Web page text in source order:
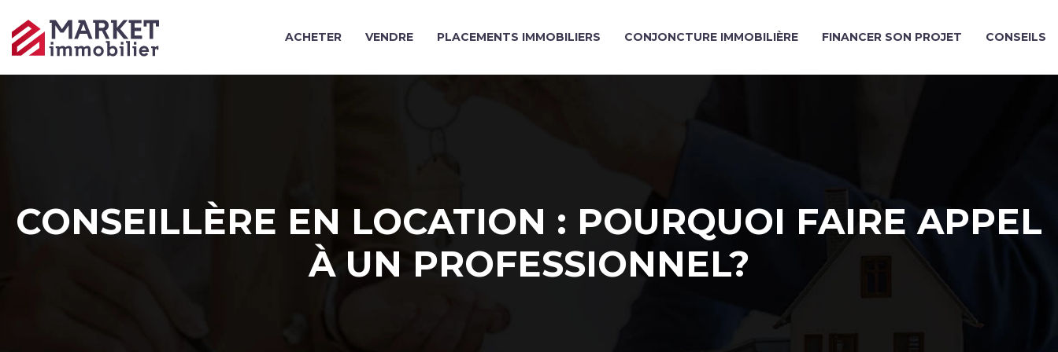
ACHETER VENDRE PLACEMENTS IMMOBILIERS CONJONCTURE IMMOBILIÈRE FINANCER SON PROJET CONSEILS
CONSEILLÈRE EN LOCATION : POURQUOI FAIRE APPEL
À UN PROFESSIONNEL?